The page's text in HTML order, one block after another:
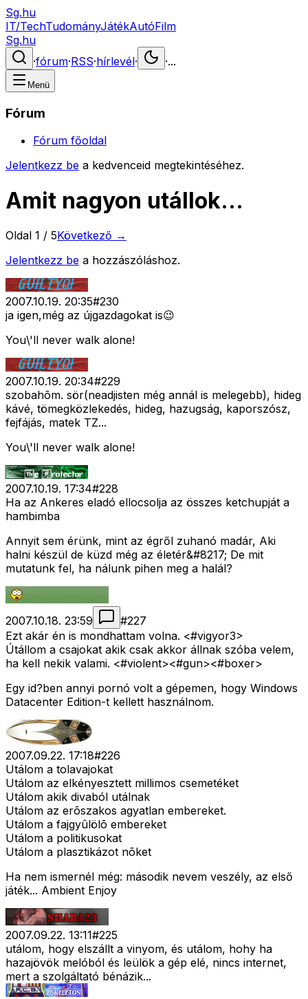
Sg.hu
IT/TechTudományJátékAutóFilm
Sg.hu
·fórum·RSS·hírlevél· ·...
Menü
Fórum
Fórum főoldal
Jelentkezz be a kedvenceid megtekintéséhez.
Amit nagyon utállok...
Oldal 1 / 5Következő →
Jelentkezz be a hozzászóláshoz.
2007.10.19. 20:35#230
ja igen,még az újgazdagokat is😉
You\'ll never walk alone!
2007.10.19. 20:34#229
szobahõm. sör(neadjisten még annál is melegebb), hideg
kávé, tömegközlekedés, hideg, hazugság, kaporszósz,
fejfájás, matek TZ...
You\'ll never walk alone!
2007.10.19. 17:34#228
Ha az Ankeres eladó ellocsolja az összes ketchupját a
hambimba
Annyit sem érünk, mint az égről zuhanó madár, Aki
halni készül de küzd még az életér&#8217; De mit
mutatunk fel, ha nálunk pihen meg a halál?
2007.10.18. 23:59 #227
Ezt akár én is mondhattam volna. <#vigyor3>
Útállom a csajokat akik csak akkor állnak szóba velem,
ha kell nekik valami. <#violent><#gun><#boxer>
Egy id?ben annyi pornó volt a gépemen, hogy Windows
Datacenter Edition-t kellett használnom.
2007.09.22. 17:18#226
Utálom a tolavajokat
Utálom az elkényesztett millimos csemetéket
Utálom akik divaból utálnak
Utálom az erõszakos agyatlan embereket.
Utálom a fajgyûlölõ embereket
Utálom a politikusokat
Utálom a plasztikázot nõket
Ha nem ismernél még: második nevem veszély, az első
játék... Ambient Enjoy
2007.09.22. 13:11#225
utálom, hogy elszállt a vinyom, és utálom, hohy ha
hazajövök melóból és leülök a gép elé, nincs internet,
mert a szolgáltató bénázik...